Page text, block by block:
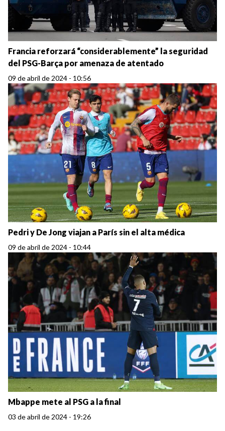
Francia reforzará “considerablemente” la seguridad
del PSG-Barça por amenaza de atentado
09 de abril de 2024 - 10:56
Pedri y De Jong viajan a París sin el alta médica
09 de abril de 2024 - 10:44
Mbappe mete al PSG a la final
03 de abril de 2024 - 19:26